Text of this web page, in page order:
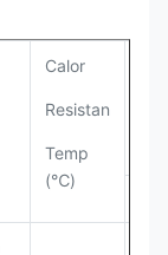
Calor
Resistan
Temp
(℃)